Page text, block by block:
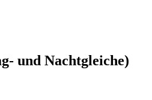
und Nachtgleiche)